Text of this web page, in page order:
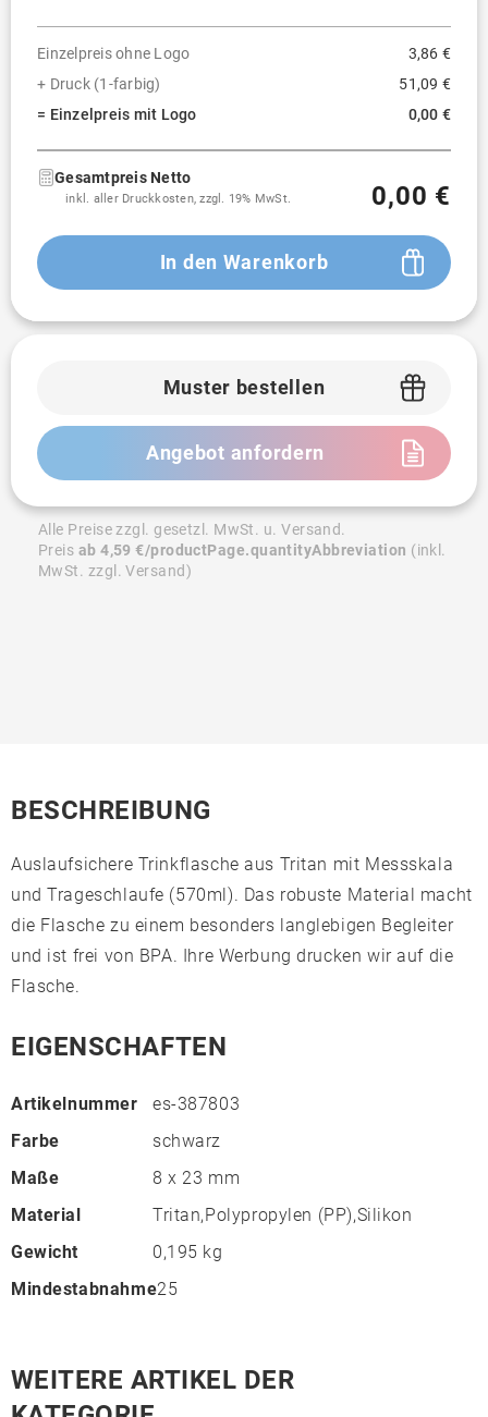
Einzelpreis ohne Logo
3,86 €
+ Druck (1-farbig)
51,09 €
= Einzelpreis mit Logo
0,00 €
Gesamtpreis Netto
inkl. aller Druckkosten, zzgl. 19% MwSt. 0,00 €
In den Warenkorb
Muster bestellen
Angebot anfordern
Alle Preise zzgl. gesetzl. MwSt. u. Versand.
Preis ab 4,59 €/productPage.quantityAbbreviation (inkl.
MwSt. zzgl. Versand)
BESCHREIBUNG
Auslaufsichere Trinkflasche aus Tritan mit Messskala
und Trageschlaufe (570ml). Das robuste Material macht
die Flasche zu einem besonders langlebigen Begleiter
und ist frei von BPA. Ihre Werbung drucken wir auf die
Flasche.
EIGENSCHAFTEN
Artikelnummer
es-387803
Farbe
schwarz
Maße
8 x 23 mm
Material
Tritan,Polypropylen (PP),Silikon
Gewicht
0,195 kg
Mindestabnahme25
WEITERE ARTIKEL DER